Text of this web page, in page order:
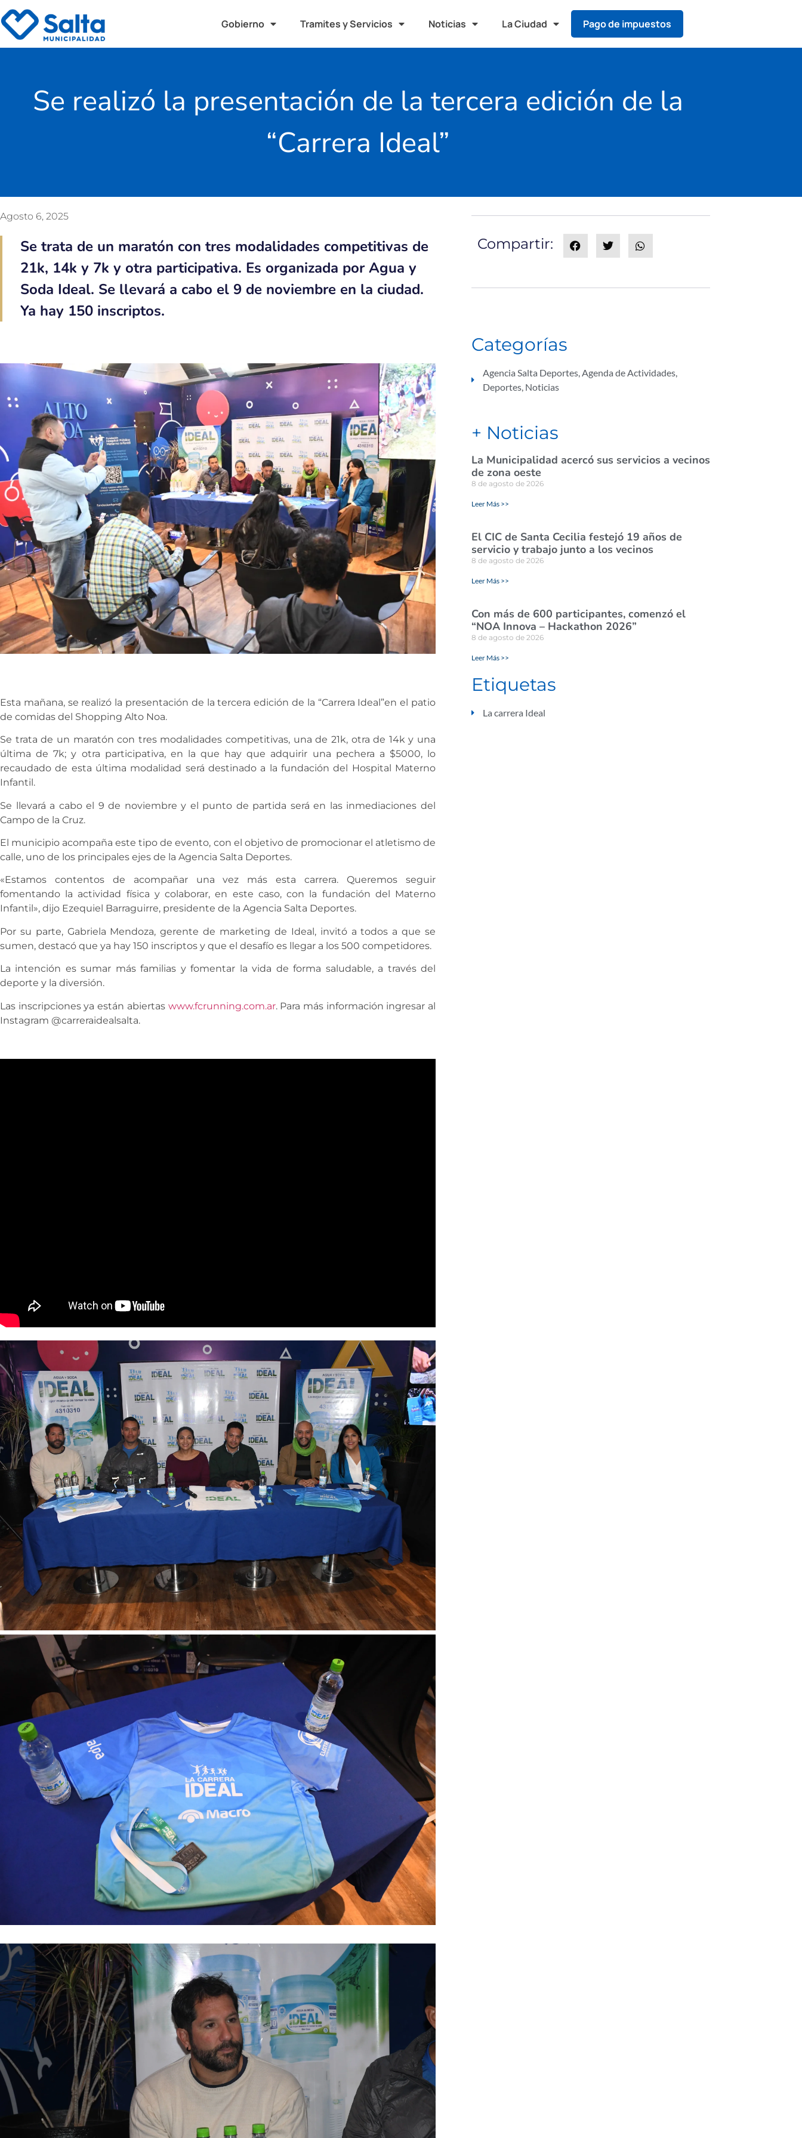
Gobierno Tramites y Servicios Noticias La Ciudad Pago de impuestos
Se realizó la presentación de la tercera edición de la
“Carrera Ideal”
Agosto 6, 2025
Se trata de un maratón con tres modalidades competitivas de
21k, 14k y 7k y otra participativa. Es organizada por Agua y
Soda Ideal. Se llevará a cabo el 9 de noviembre en la ciudad.
Ya hay 150 inscriptos.
Esta mañana, se realizó la presentación de la tercera edición de la “Carrera Ideal”en el patio
de comidas del Shopping Alto Noa.
Se trata de un maratón con tres modalidades competitivas, una de 21k, otra de 14k y una
última de 7k; y otra participativa, en la que hay que adquirir una pechera a $5000, lo
recaudado de esta última modalidad será destinado a la fundación del Hospital Materno
Infantil.
Se llevará a cabo el 9 de noviembre y el punto de partida será en las inmediaciones del
Campo de la Cruz.
El municipio acompaña este tipo de evento, con el objetivo de promocionar el atletismo de
calle, uno de los principales ejes de la Agencia Salta Deportes.
«Estamos contentos de acompañar una vez más esta carrera. Queremos seguir
fomentando la actividad física y colaborar, en este caso, con la fundación del Materno
Infantil», dijo Ezequiel Barraguirre, presidente de la Agencia Salta Deportes.
Por su parte, Gabriela Mendoza, gerente de marketing de Ideal, invitó a todos a que se
sumen, destacó que ya hay 150 inscriptos y que el desafío es llegar a los 500 competidores.
La intención es sumar más familias y fomentar la vida de forma saludable, a través del
deporte y la diversión.
Las inscripciones ya están abiertas www.fcrunning.com.ar. Para más información ingresar al
Instagram @carreraidealsalta.
Compartir:
Categorías
Agencia Salta Deportes,Agenda de Actividades,
Deportes, Noticias
+ Noticias
La Municipalidad acercó sus servicios a vecinos
de zona oeste
8 de agosto de 2026
Leer Más >>
El CIC de Santa Cecilia festejó 19 años de
servicio y trabajo junto a los vecinos
8 de agosto de 2026
Leer Más >>
Con más de 600 participantes, comenzó el
“NOA Innova – Hackathon 2026”
8 de agosto de 2026
Leer Más >>
Etiquetas
La carrera Ideal